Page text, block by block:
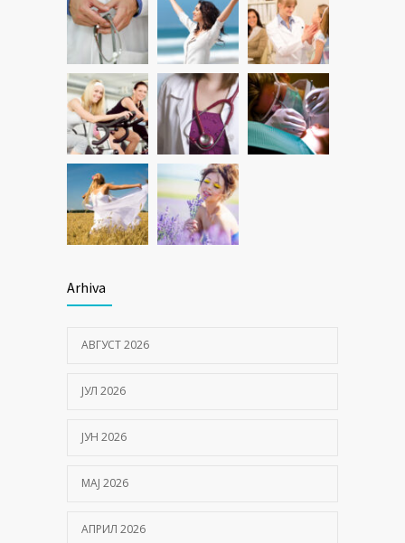
Arhiva
АВГУСТ 2026
ЈУЛ 2026
ЈУН 2026
МАЈ 2026
АПРИЛ 2026